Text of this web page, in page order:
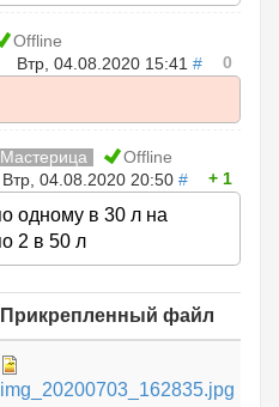
Offline
Втр, 04.08.2020 15:41 # 0
Мастерица
Offline
Втр, 04.08.2020 20:50 # 1
одному в 30 л на
2 в 50 л
Прикрепленный файл
img_20200703_162835.jpg